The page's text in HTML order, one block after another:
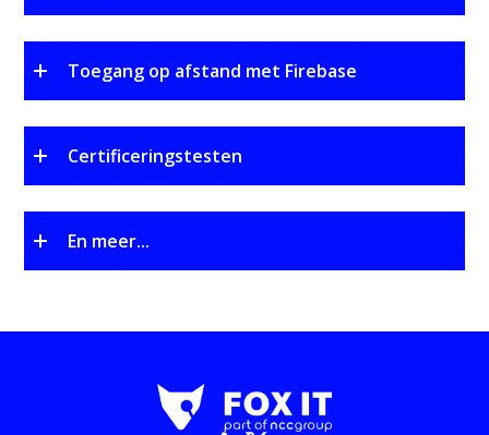
Toegang op afstand met Firebase
Certificeringstesten
En meer...